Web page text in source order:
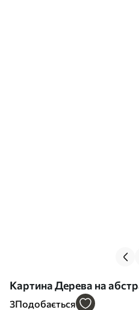
Картина Дерева на
s40460
3Подобається